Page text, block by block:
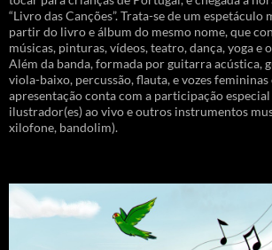
“Livro das Canções”. Trata-se de um espetáculo
partir do livro e álbum do mesmo nome, que
músicas, pinturas, vídeos, teatro, dança, yoga e
Além da banda, formada por guitarra acústica,
viola-baixo, percussão, flauta, e vozes femininas
apresentação conta com a participação
ilustrador(es) ao vivo e outros instrumentos
xilofone, bandolim).